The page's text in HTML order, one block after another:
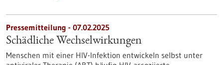
Pressemitteilung - 07.02.2025
Schädliche Wechselwirkungen
Menschen mit einer HIV-​Infektion entwickeln selbst unter